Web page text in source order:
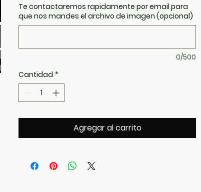
Te contactaremos rapidamente por email para
que nos mandes el archivo de imagen (opcional)
0/500
Cantidad *
Agregar al carrito